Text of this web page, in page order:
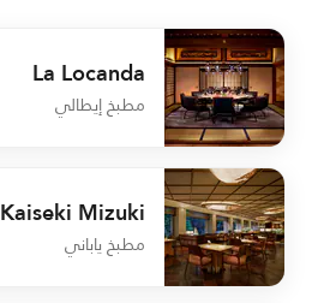
La Locanda
مطبخ إيطالي
undefined La Locanda
Kaiseki Mizuki
مطبخ ياباني